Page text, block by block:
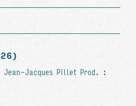
Jean-Jacques Pillet Prod. :